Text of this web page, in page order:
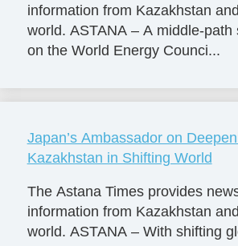
information from Kazakhstan
world. ASTANA – A middle-path
on the World Energy Counci...
Japan’s Ambassador on
Kazakhstan in Shifting World
The Astana Times provides
information from Kazakhstan
world. ASTANA – With shifting